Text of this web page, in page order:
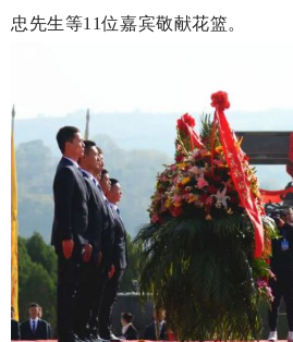
忠先生等11位嘉宾敬献花篮。